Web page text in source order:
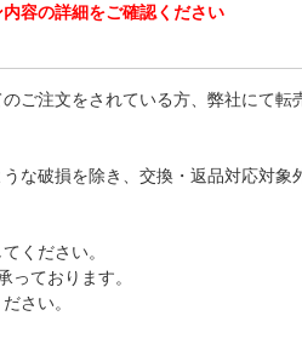
容の詳細をご確認ください
注文をされている方、弊社にて
破損を除き、交換・返品対応対象
ください。
ております。
さい。